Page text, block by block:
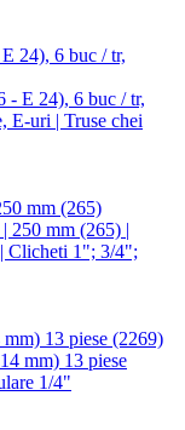
24), 6 buc / tr,
mm (265)
13 piese (2269)